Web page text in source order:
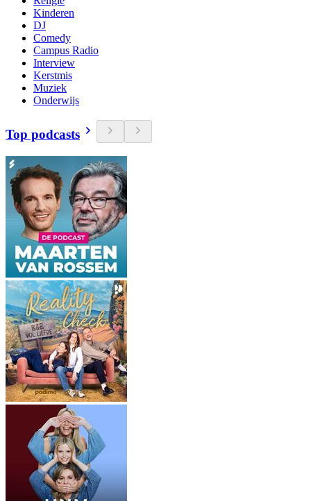
Kinderen
DJ
Comedy
Campus Radio
Interview
Kerstmis
Muziek
Onderwijs
Top podcasts